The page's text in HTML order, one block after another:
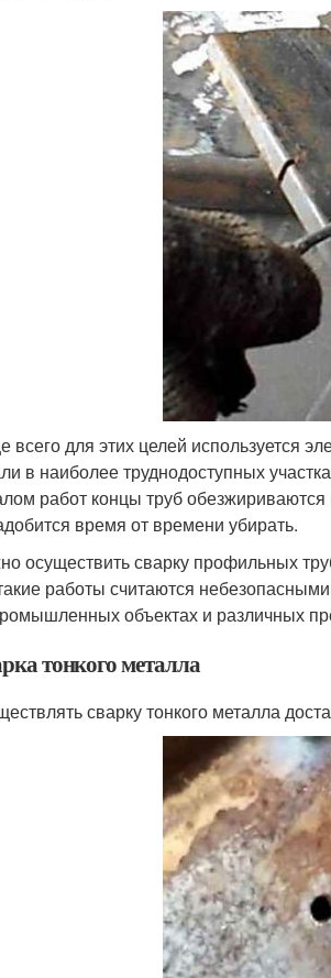
всего для этих целей используется
в наиболее труднодоступных
работ концы труб
время от времени убирать.
осуществить сварку профильных
работы считаются
объектах и различных
тонкого металла
сварку тонкого металла